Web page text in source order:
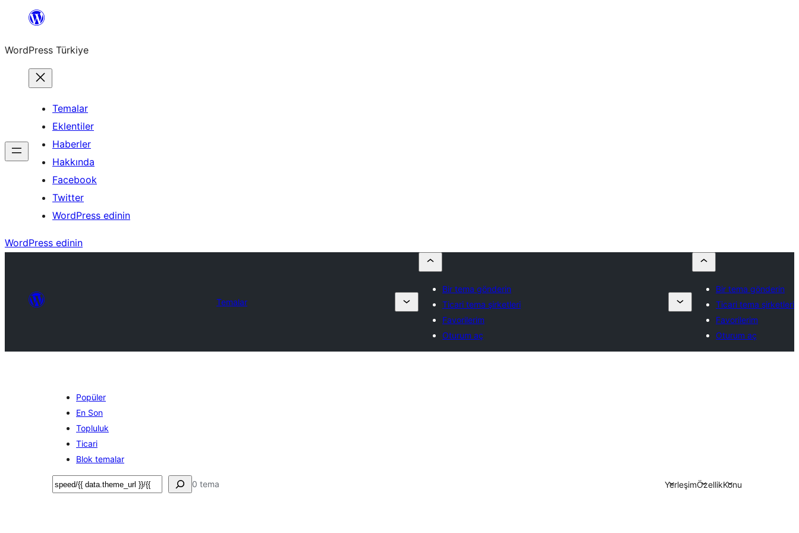
İçeriğe
WordPress Türkiye
Temalar
Eklentiler
Haberler
Hakkında
Facebook
Twitter
WordPress edinin
WordPress edinin
Temalar
Bir tema gönderin
Ticari tema şirketleri
Favorilerim
Oturum aç
Bir tema gönderin
Ticari tema şirketleri
Favorilerim
Oturum aç
Popüler
En Son
Topluluk
Ticari
Blok temalar
Ara 0 tema YerleşimÖzellikKonu